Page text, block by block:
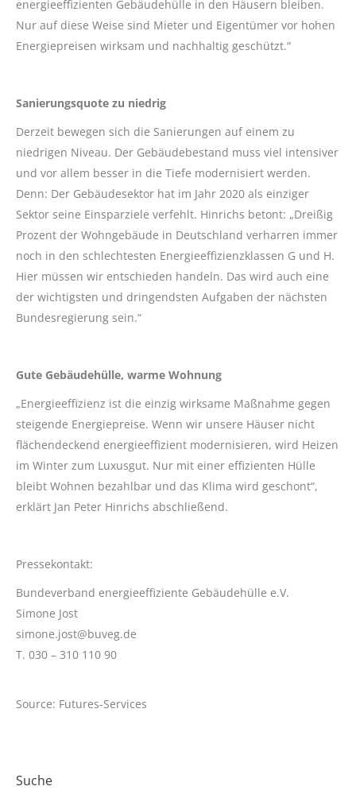
energieeffizienten Gebäudehülle in den Häusern bleiben.
Nur auf diese Weise sind Mieter und Eigentümer vor hohen
Energiepreisen wirksam und nachhaltig geschützt.“
Sanierungsquote zu niedrig
Derzeit bewegen sich die Sanierungen auf einem zu
niedrigen Niveau. Der Gebäudebestand muss viel intensiver
und vor allem besser in die Tiefe modernisiert werden.
Denn: Der Gebäudesektor hat im Jahr 2020 als einziger
Sektor seine Einsparziele verfehlt. Hinrichs betont: „Dreißig
Prozent der Wohngebäude in Deutschland verharren immer
noch in den schlechtesten Energieeffizienzklassen G und H.
Hier müssen wir entschieden handeln. Das wird auch eine
der wichtigsten und dringendsten Aufgaben der nächsten
Bundesregierung sein.“
Gute Gebäudehülle, warme Wohnung
„Energieeffizienz ist die einzig wirksame Maßnahme gegen
steigende Energiepreise. Wenn wir unsere Häuser nicht
flächendeckend energieeffizient modernisieren, wird Heizen
im Winter zum Luxusgut. Nur mit einer effizienten Hülle
bleibt Wohnen bezahlbar und das Klima wird geschont“,
erklärt Jan Peter Hinrichs abschließend.
Pressekontakt:
Bundeverband energieeffiziente Gebäudehülle e.V.
Simone Jost
simone.jost@buveg.de
T. 030 – 310 110 90
Source: Futures-Services
Suche